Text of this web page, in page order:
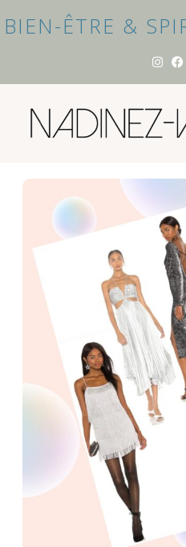
BIEN-ÊTRE &